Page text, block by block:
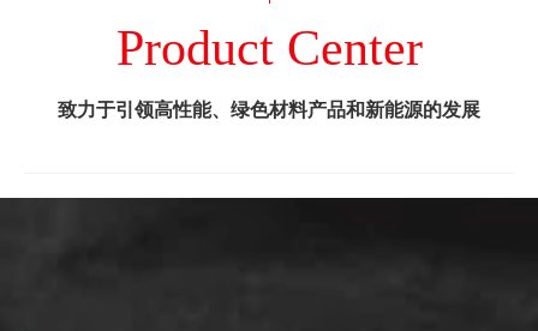
Product Center
致力于引领高性能、绿色材料产品和新能源的发展